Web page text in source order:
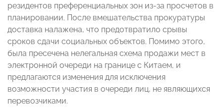
резидентов преференциальных зон из-за просчетов в
планировании. После вмешательства прокуратуры
доставка налажена, что предотвратило срывы
сроков сдачи социальных объектов. Помимо этого,
была пресечена нелегальная схема продажи мест в
электронной очереди на границе с Китаем, и
предлагаются изменения для исключения
возможности участия в очереди лиц, не являющихся
перевозчиками.